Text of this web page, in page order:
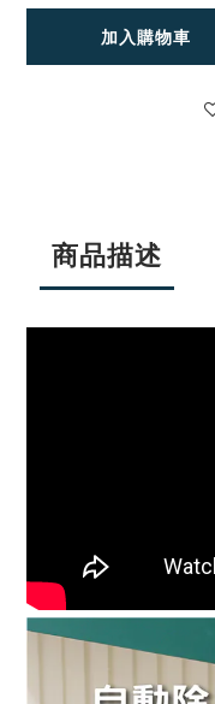
加入購物車
商品描述